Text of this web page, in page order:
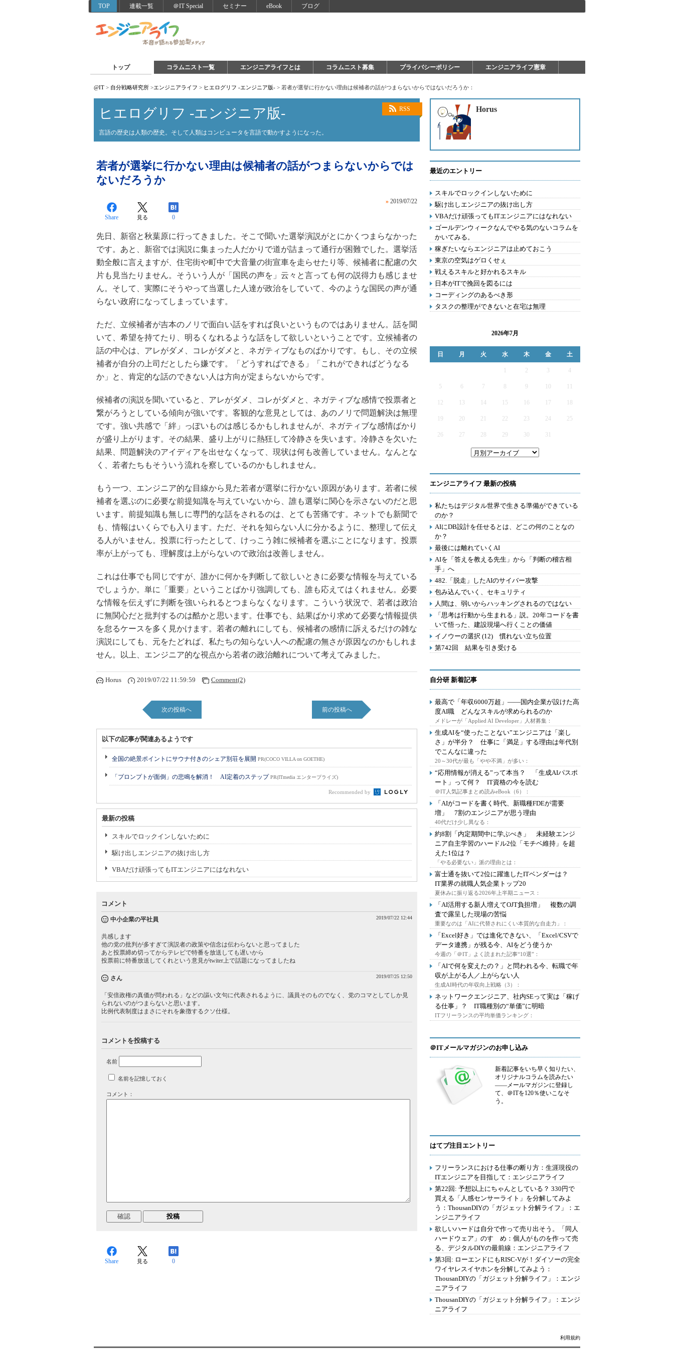
TOP 連載一覧 ＠IT Special セミナー eBook ブログ
トップ コラムニスト一覧 エンジニアライフとは コラムニスト募集 プライバシーポリシー エンジニアライフ憲章
@IT > 自分戦略研究所 >エンジニアライフ > ヒエログリフ -エンジニア版- > 若者が選挙に行かない理由は候補者の話がつまらないからではないだろうか：
RSS
ヒエログリフ -エンジニア版-
言語の歴史は人類の歴史。そして人類はコンピュータを言語で動かすようになった。
若者が選挙に行かない理由は候補者の話がつまらないからでは
ないだろうか
» 2019/07/22
Share 見る 0
先日、新宿と秋葉原に行ってきました。そこで聞いた選挙演説がとにかくつまらなかった
です。あと、新宿では演説に集まった人だかりで道が詰まって通行が困難でした。選挙活
動全般に言えますが、住宅街や町中で大音量の街宣車を走らせたり等、候補者に配慮の欠
片も見当たりません。そういう人が「国民の声を」云々と言っても何の説得力も感じませ
ん。そして、実際にそうやって当選した人達が政治をしていて、今のような国民の声が通
らない政府になってしまっています。
ただ、立候補者が吉本のノリで面白い話をすれば良いというものではありません。話を聞
いて、希望を持てたり、明るくなれるような話をして欲しいということです。立候補者の
話の中心は、アレがダメ、コレがダメと、ネガティブなものばかりです。もし、その立候
補者が自分の上司だとしたら嫌です。「どうすればできる」「これができればどうなる
か」と、肯定的な話のできない人は方向が定まらないからです。
候補者の演説を聞いていると、アレがダメ、コレがダメと、ネガティブな感情で投票者と
繋がろうとしている傾向が強いです。客観的な意見としては、あのノリで問題解決は無理
です。強い共感で「絆」っぽいものは感じるかもしれませんが、ネガティブな感情ばかり
が盛り上がります。その結果、盛り上がりに熱狂して冷静さを失います。冷静さを欠いた
結果、問題解決のアイディアを出せなくなって、現状は何も改善していません。なんとな
く、若者たちもそういう流れを察しているのかもしれません。
もう一つ、エンジニア的な目線から見た若者が選挙に行かない原因があります。若者に候
補者を選ぶのに必要な前提知識を与えていないから、誰も選挙に関心を示さないのだと思
います。前提知識も無しに専門的な話をされるのは、とても苦痛です。ネットでも新聞で
も、情報はいくらでも入ります。ただ、それを知らない人に分かるように、整理して伝え
る人がいません。投票に行ったとして、けっこう雑に候補者を選ぶことになります。投票
率が上がっても、理解度は上がらないので政治は改善しません。
これは仕事でも同じですが、誰かに何かを判断して欲しいときに必要な情報を与えている
でしょうか。単に「重要」ということばかり強調しても、誰も応えてはくれません。必要
な情報を伝えずに判断を強いられるとつまらなくなります。こういう状況で、若者は政治
に無関心だと批判するのは酷かと思います。仕事でも、結果ばかり求めて必要な情報提供
を怠るケースを多く見かけます。若者の離れにしても、候補者の感情に訴えるだけの雑な
演説にしても、元をたどれば、私たちの知らない人への配慮の無さが原因なのかもしれま
せん。以上、エンジニア的な視点から若者の政治離れについて考えてみました。
Horus 2019/07/22 11:59:59 Comment(2)
次の投稿へ 前の投稿へ
以下の記事が関連あるようです
全国の絶景ポイントにサウナ付きのシェア別荘を展開 PR(COCO VILLA on GOETHE)
「プロンプトが面倒」の悲鳴を解消！ AI定着のステップPR(ITmedia エンタープライズ)
Recommended by
最新の投稿
スキルでロックインしないために
駆け出しエンジニアの抜け出し方
VBAだけ頑張ってもITエンジニアにはなれない
コメント
中小企業の平社員 2019/07/22 12:44
共感します
他の党の批判が多すぎて演説者の政策や信念は伝わらないと思ってました
あと投票締め切ってからテレビで特番を放送しても遅いから
投票前に特番放送してくれという意見がtwiter上で話題になってましたね
さん 2019/07/25 12:50
「安倍政権の真価が問われる」などの謳い文句に代表されるように、議員そのものでなく、党のコマとしてしか見
られないのがつまらないと思います。
比例代表制度はまさにそれを象徴するクソ仕様。
コメントを投稿する
名前
名前を記憶しておく
コメント：
Share 見る 0
Horus
最近のエントリー
スキルでロックインしないために
駆け出しエンジニアの抜け出し方
VBAだけ頑張ってもITエンジニアにはなれない
ゴールデンウィークなんでやる気のないコラムを
かいてみる。
稼ぎたいならエンジニアは止めておこう
東京の空気はゲロくせぇ
戦えるスキルと好かれるスキル
日本がITで挽回を図るには
コーディングのあるべき形
タスクの整理ができないと在宅は無理
2026年7月
日 月 火 水 木 金 土
2 3 4
5 6 7 9
12 13 14 15 16 17
19 20 21 22 23 24 25
26 27 28 29 30 31
エンジニアライフ 最新の投稿
私たちはデジタル世界で生きる準備ができている
のか？
AIにDB設計を任せるとは、どこの何のことなの
か？
最後には離れていくAI
AIを「答えを教える先生」から「判断の稽古相
手」へ
482.「脱走」したAIのサイバー攻撃
包み込んでいく、セキュリティ
人間は、弱いからハッキングされるのではない
「思考は行動から生まれる」説。20年コードを書
いて悟った、建設現場へ行くことの価値
イノウーの選択 (12) 慣れない立ち位置
第742回 結果を引き受ける
自分研 新着記事
最高で「年収6000万超」――国内企業が設けた高
度AI職 どんなスキルが求められるのか
メドレーが「Applied AI Developer」人材募集：
生成AIを“使ったことない”エンジニアは「楽し
さ」が半分？ 仕事に「満足」する理由は年代別
でこんなに違った
20～30代が最も「やや不満」が多い：
“応用情報が消える”って本当？ 「生成AIパスポ
ート」って何？ IT資格の今を読む
＠IT人気記事まとめ読みeBook（6）：
「AIがコードを書く時代、新職種FDEが需要
増」 7割のエンジニアが思う理由
40代だけ少し異なる：
約8割「内定期間中に学ぶべき」 未経験エンジ
ニア自主学習のハードル2位「モチベ維持」を超
えた1位は？
「やる必要ない」派の理由とは：
富士通を抜いて2位に躍進したITベンダーは？
IT業界の就職人気企業トップ20
夏休みに振り返る2026年上半期ニュース：
「AI活用する新人増えてOJT負担増」 複数の調
査で露呈した現場の苦悩
重要なのは「AIに代替されにくい本質的な自走力」：
「Excel好き」では進化できない、「Excel/CSVで
データ連携」が残る今、AIをどう使うか
今週の「＠IT」よく読まれた記事“10選”：
「AIで何を変えたの？」と問われる今、転職で年
収が上がる人／上がらない人
生成AI時代の年収向上戦略（3）：
ネットワークエンジニア、社内SEって実は「稼げ
る仕事」？ IT職種別の“単価”に明暗
ITフリーランスの平均単価ランキング：
＠ITメールマガジンのお申し込み
新着記事をいち早く知りたい、
オリジナルコラムを読みたい
――メールマガジンに登録し
て、＠ITを120％使いこなそ
う。
はてブ注目エントリー
フリーランスにおける仕事の断り方：生涯現役の
ITエンジニアを目指して：エンジニアライフ
第22回: 予想以上にちゃんとしている？ 330円で
買える「人感センサーライト」を分解してみよ
う：ThousanDIYの「ガジェット分解ライフ」：エ
ンジニアライフ
欲しいハードは自分で作って売り出そう。「同人
ハードウェア」のすゝめ：個人がものを作って売
る、デジタルDIYの最前線：エンジニアライフ
第3回: ローエンドにもRISC-Vが！ダイソーの完全
ワイヤレスイヤホンを分解してみよう：
ThousanDIYの「ガジェット分解ライフ」：エンジ
ニアライフ
ThousanDIYの「ガジェット分解ライフ」：エンジ
ニアライフ
利用規約